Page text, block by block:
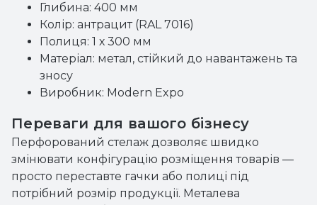
Глибина: 400 мм
Колір: антрацит (RAL 7016)
Полиця: 1 х 300 мм
Матеріал: метал, стійкий до навантажень та
зносу
Виробник: Modern Expo
Переваги для вашого бізнесу
Перфорований стелаж дозволяє швидко
змінювати конфігурацію розміщення товарів —
просто переставте гачки або полиці під
потрібний розмір продукції. Металева